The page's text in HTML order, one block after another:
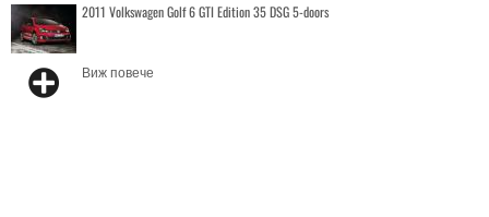
2011 Volkswagen Golf 6 GTI Edition 35 DSG 5-doors
Виж повече